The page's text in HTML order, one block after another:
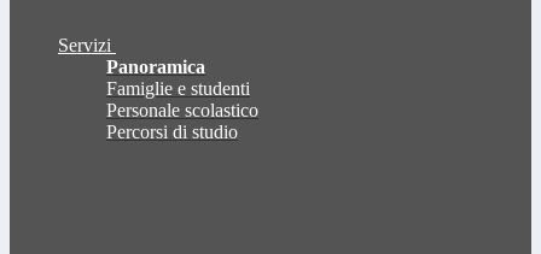
Servizi
Panoramica
Famiglie e studenti
Personale scolastico
Percorsi di studio